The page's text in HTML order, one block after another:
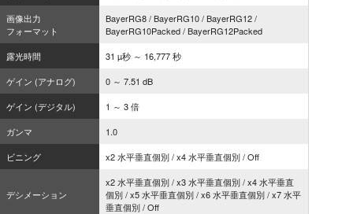
画像出力
フォーマット
BayerRG8 / BayerRG10 / BayerRG12 /
BayerRG10Packed / BayerRG12Packed
露光時間
31 µ秒 ～ 16,777 秒
ゲイン (アナログ)
0 ～ 7.51 dB
ゲイン (デジタル)
1 ～ 3 倍
ガンマ
1.0
ビニング
x2 水平垂直個別 / x4 水平垂直個別 / Off
デシメーション
x2 水平垂直個別 / x3 水平垂直個別 / x4 水平垂直
個別 / x5 水平垂直個別 / x6 水平垂直個別 / x7 水平
垂直個別 / Off